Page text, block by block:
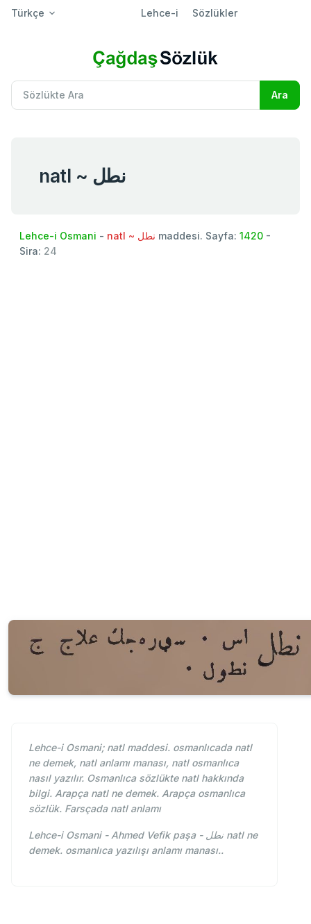
Türkçe Lehce-i Sözlükler
natl ~ نطل
Lehce-i Osmani - natl ~ نطل maddesi. Sayfa: 1420 -
Sira: 24
Lehce-i Osmani; natl maddesi. osmanlıcada natl
ne demek, natl anlamı manası, natl osmanlıca
nasıl yazılır. Osmanlıca sözlükte natl hakkında
bilgi. Arapça natl ne demek. Arapça osmanlıca
sözlük. Farsçada natl anlamı
Lehce-i Osmani - Ahmed Vefik paşa - نطل natl ne
demek. osmanlıca yazılışı anlamı manası..